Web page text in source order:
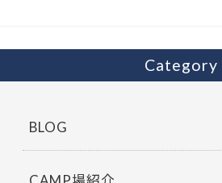
Category
BLOG